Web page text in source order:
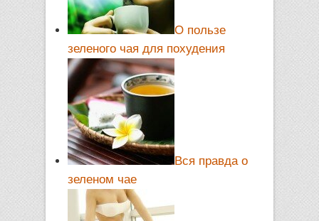
О пользе
зеленого чая для похудения
Вся правда о
зеленом чае